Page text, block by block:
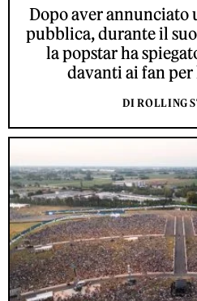
Dopo aver annunciato
pubblica, durante il
la popstar ha
davanti ai fan
DI ROLLING